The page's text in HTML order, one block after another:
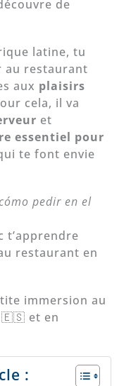
de
latine, tu
au restaurant
aux plaisirs
cela, il va
et
essentiel pour
te font envie
pedir en el
t’apprendre
restaurant en
immersion au
🇪🇸 et en
: